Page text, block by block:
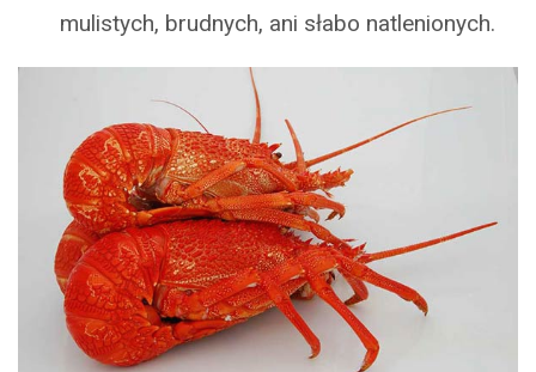
mulistych, brudnych, ani słabo natlenionych.